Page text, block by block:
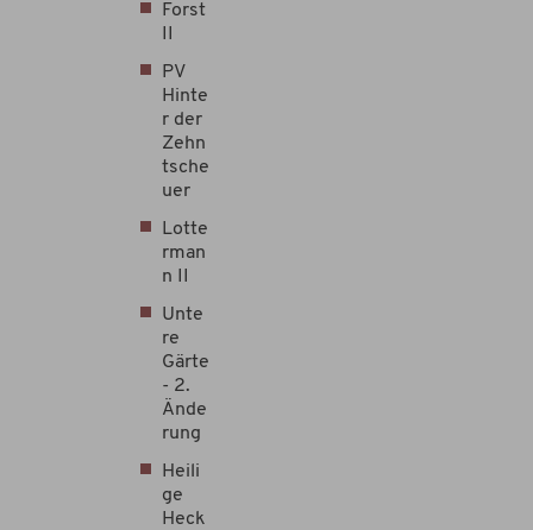
Forst
PV
Hinte
r der
Zehn
tsche
uer
Lotte
rman
n II
Unte
re
Gärte
- 2.
Ände
rung
Heili
ge
Heck